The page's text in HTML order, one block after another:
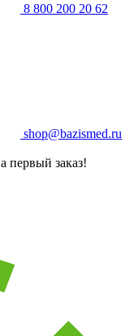
8 800 200 20 62
shop@bazismed.ru
первый заказ!